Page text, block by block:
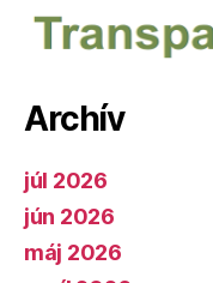
Archív
júl 2026
jún 2026
máj 2026